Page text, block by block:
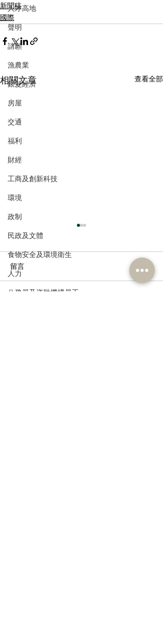
人才高地
聲明
請願
漁農業
銀髮經濟
房屋
交通
福利
財經
工商及創新科技
環境
政制
民政及文體
食物安全及環境衛生
人力
公務員及資助機構員工
新聞稿
國際
相關文章 查看全部
留言